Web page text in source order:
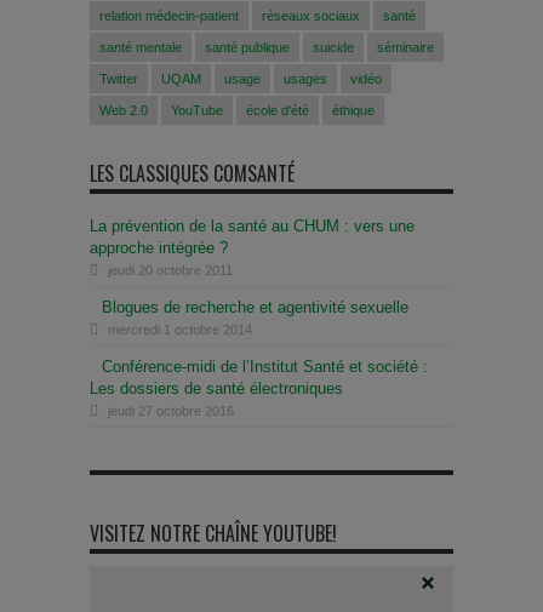
relation médecin-patient réseaux sociaux santé
santé mentale santé publique suicide séminaire
Twitter UQAM usage usages vidéo
Web 2.0 YouTube école d'été éthique
LES CLASSIQUES COMSANTÉ
La prévention de la santé au CHUM : vers une
approche intégrée ?
jeudi 20 octobre 2011
Blogues de recherche et agentivité sexuelle
mercredi 1 octobre 2014
Conférence-midi de l’Institut Santé et société :
Les dossiers de santé électroniques
jeudi 27 octobre 2016
VISITEZ NOTRE CHAÎNE YOUTUBE!